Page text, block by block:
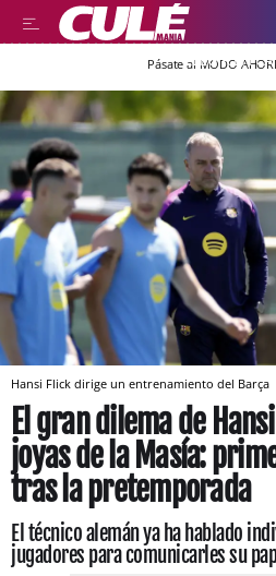
LLEGIR EN
Pásate al MODO
Hansi Flick dirige un entrenamiento del Barça
El gran dilema de
joyas de la Masía:
tras la pretemporada
El técnico alemán ya ha hablado
jugadores para comunicarles su